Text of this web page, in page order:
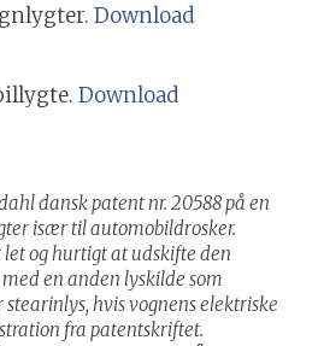
Download
Download
dansk patent nr. 20588 på en
især til automobildrosker.
let og hurtigt at udskifte den
en anden lyskilde som
hvis vognens elektriske
fra patentskriftet.